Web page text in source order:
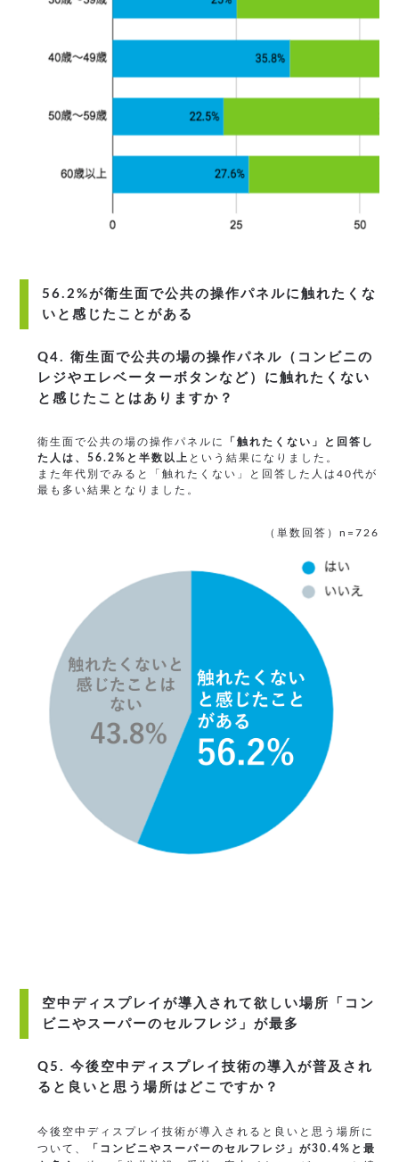
56.2%が衛生面で公共の操作パネルに触れたくな
いと感じたことがある
Q4. 衛生面で公共の場の操作パネル（コンビニの
レジやエレベーターボタンなど）に触れたくない
と感じたことはありますか？
衛生面で公共の場の操作パネルに
「触れたくない」と回答し
た人は、56.2%と半数以上 という結果になりました。
また年代別でみると「触れたくない」と回答した人は40代が
最も多い結果となりました。
（単数回答）n=726
空中ディスプレイが導入されて欲しい場所「コン
ビニやスーパーのセルフレジ」が最多
Q5. 今後空中ディスプレイ技術の導入が普及され
ると良いと思う場所はどこですか？
今後空中ディスプレイ技術が導入されると良いと思う場所に
ついて、
「コンビニやスーパーのセルフレジ」が30.4%と最